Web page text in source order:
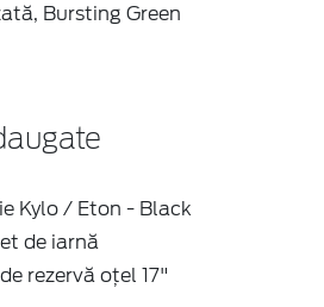
Bursting Green
Kylo / Eton - Black
de iarnă
rezervă oțel 17"